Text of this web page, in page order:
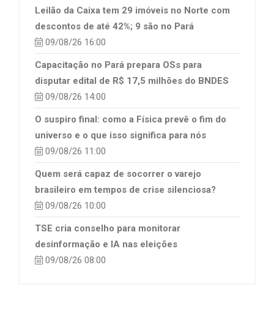
Leilão da Caixa tem 29 imóveis no Norte com
descontos de até 42%; 9 são no Pará
09/08/26 16:00
Capacitação no Pará prepara OSs para
disputar edital de R$ 17,5 milhões do BNDES
09/08/26 14:00
O suspiro final: como a Física prevê o fim do
universo e o que isso significa para nós
09/08/26 11:00
Quem será capaz de socorrer o varejo
brasileiro em tempos de crise silenciosa?
09/08/26 10:00
TSE cria conselho para monitorar
desinformação e IA nas eleições
09/08/26 08:00